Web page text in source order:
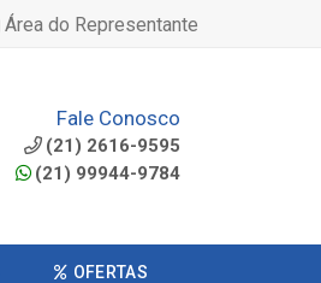
Área do Representante
Fale Conosco
(21) 2616-9595
(21) 99944-9784
OFERTAS